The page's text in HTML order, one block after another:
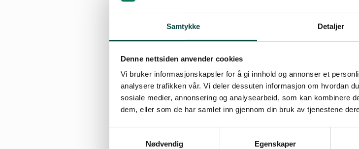
Samtykke Detaljer
Denne nettsiden anvender cookies
Vi bruker informasjonskapsler for å gi innhold og annonser et
analysere trafikken vår. Vi deler dessuten informasjon om hvordan
sosiale medier, annonsering og analysearbeid, som kan kombinere
dem, eller som de har samlet inn gjennom din bruk av tjenestene
Nødvendig
Egenskaper
Tidligere har jeg sendt ut forslag som begge
Tirsdag 7.november: Energisparing ved hjelp
metoder. Fred tar kontakt med aktuelle miljøer
Tirsdag 5. desember: Grønn desember, snart
humanetiker til å si noe om hva julefeiring
forbruksperspektiv. Inviterer representant fra
om deres prosjekt «alternativ jul». Inviterer
våre hender» om å si noe om bærekraftige